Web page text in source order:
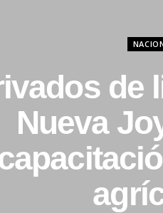
de
Nueva